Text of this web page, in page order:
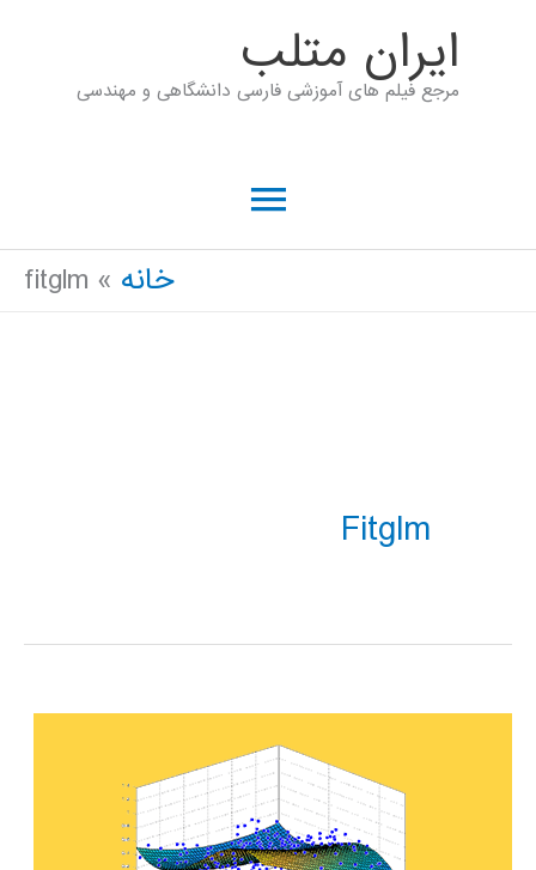
ايران متلب
مرجع فیلم های آموزشی فارسی دانشگاهی و مهندسی
فهرست
خانه fitglm
Fitglm